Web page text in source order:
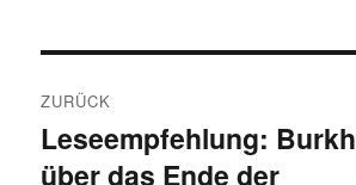
ZURÜCK
Vorheriger
Beitrag:
Leseempfehlung:
über das Ende der